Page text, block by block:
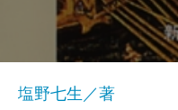
塩野七生／著